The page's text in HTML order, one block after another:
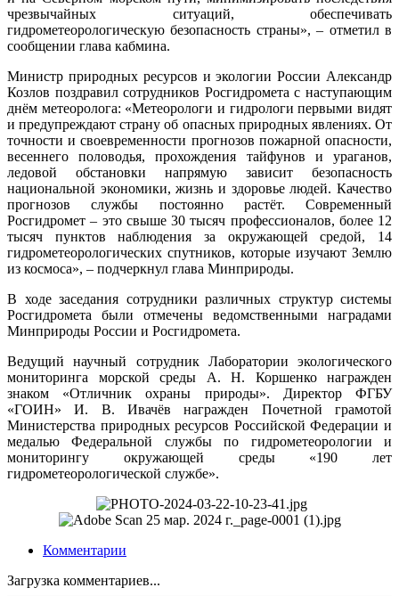
чрезвычайных ситуаций, обеспечивать
гидрометеорологическую безопасность страны», – отметил в
сообщении глава кабмина.
Министр природных ресурсов и экологии России Александр
Козлов поздравил сотрудников Росгидромета с наступающим
днём метеоролога: «Метеорологи и гидрологи первыми видят
и предупреждают страну об опасных природных явлениях. От
точности и своевременности прогнозов пожарной опасности,
весеннего половодья, прохождения тайфунов и ураганов,
ледовой обстановки напрямую зависит безопасность
национальной экономики, жизнь и здоровье людей. Качество
прогнозов службы постоянно растёт. Современный
Росгидромет – это свыше 30 тысяч профессионалов, более 12
тысяч пунктов наблюдения за окружающей средой, 14
гидрометеорологических спутников, которые изучают Землю
из космоса», – подчеркнул глава Минприроды.
В ходе заседания сотрудники различных структур системы
Росгидромета были отмечены ведомственными наградами
Минприроды России и Росгидромета.
Ведущий научный сотрудник Лаборатории экологического
мониторинга морской среды А. Н. Коршенко награжден
знаком «Отличник охраны природы». Директор ФГБУ
«ГОИН» И. В. Ивачёв награжден Почетной грамотой
Министерства природных ресурсов Российской Федерации и
медалью Федеральной службы по гидрометеорологии и
мониторингу окружающей среды «190 лет
гидрометеорологической службе».
Комментарии
Загрузка комментариев...